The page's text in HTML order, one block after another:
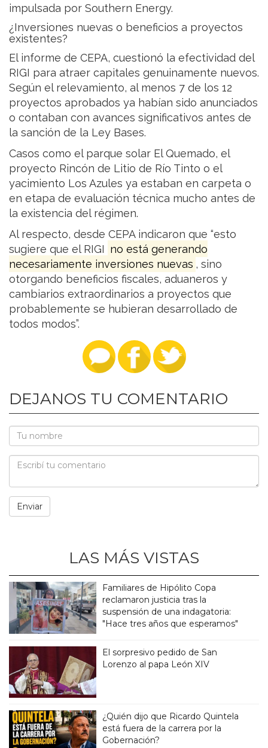
impulsada por Southern Energy.
¿Inversiones nuevas o beneficios a proyectos
existentes?
El informe de CEPA, cuestionó la efectividad del
RIGI para atraer capitales genuinamente nuevos.
Según el relevamiento, al menos 7 de los 12
proyectos aprobados ya habían sido anunciados
o contaban con avances significativos antes de
la sanción de la Ley Bases.
Casos como el parque solar El Quemado, el
proyecto Rincón de Litio de Río Tinto o el
yacimiento Los Azules ya estaban en carpeta o
en etapa de evaluación técnica mucho antes de
la existencia del régimen.
Al respecto, desde CEPA indicaron que “esto
sugiere que el RIGI no está generando
necesariamente inversiones nuevas , sino
otorgando beneficios fiscales, aduaneros y
cambiarios extraordinarios a proyectos que
probablemente se hubieran desarrollado de
todos modos”.
DEJANOS TU COMENTARIO
LAS MÁS VISTAS
Familiares de Hipólito Copa
reclamaron justicia tras la
suspensión de una indagatoria:
"Hace tres años que esperamos"
El sorpresivo pedido de San
Lorenzo al papa León XIV
¿Quién dijo que Ricardo Quintela
está fuera de la carrera por la
Gobernación?